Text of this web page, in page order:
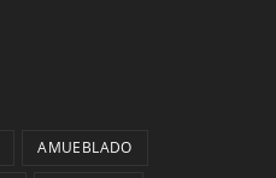
AMUEBLADO